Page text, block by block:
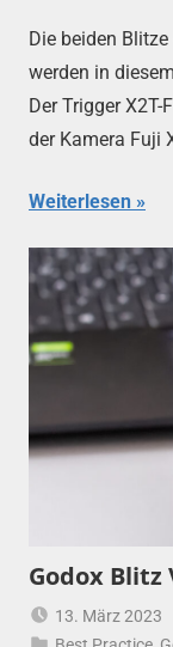
Die beiden
werden in
Der Trigger
der Kamera Fuji
Weiterlesen
Godox Blitz
13. März 2023